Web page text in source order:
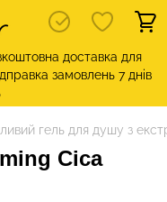
доставка для
замовлень 7 днів
гель для душу з
Cica